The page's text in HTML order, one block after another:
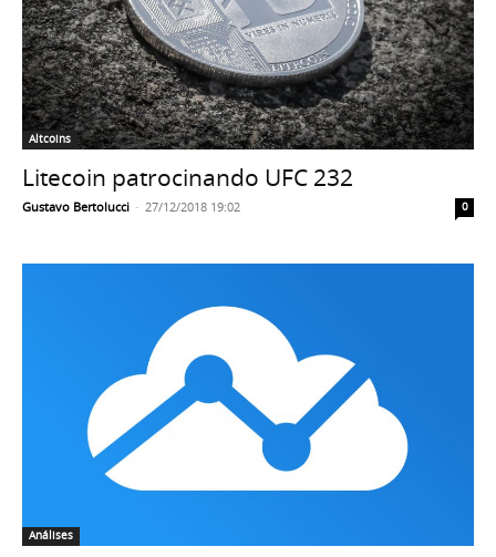
Altcoins
Litecoin patrocinando UFC 232
Gustavo Bertolucci - 27/12/2018 19:02 0
Análises